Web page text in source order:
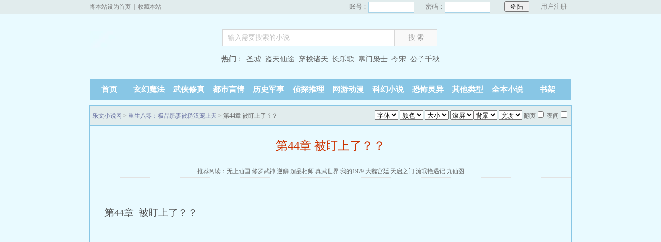
将本站设为首页 收藏本站 账号： 密码： 用户注册
热门： 圣墟 盗天仙途 穿梭诸天 长乐歌 寒门枭士 今宋 公子千秋
首页 玄幻魔法 武侠修真 都市言情 历史军事 侦探推理 网游动漫 科幻小说 恐怖灵异 其他类型 全本小说 书架
乐文小说网 > 重生八零：极品肥妻被糙汉宠上天 > 第44章 被盯上了？？ 翻页 夜间
第44章 被盯上了？？
推荐阅读： 无上仙国 修罗武神 逆鳞 超品相师 真武世界 我的1979 大魏宫廷 天启之门 流氓艳遇记 九仙图
第44章 被盯上了？？